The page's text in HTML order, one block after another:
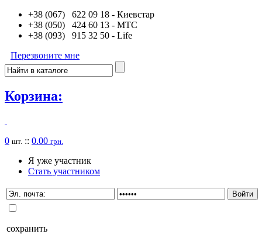
+38 (067) 622 09 18 - Киевстар
+38 (050) 424 60 13 - MTC
+38 (093) 915 32 50 - Life
Перезвоните мне
Корзина:
0 шт. :: 0.00 грн.
Я уже участник
Стать участником
сохранить